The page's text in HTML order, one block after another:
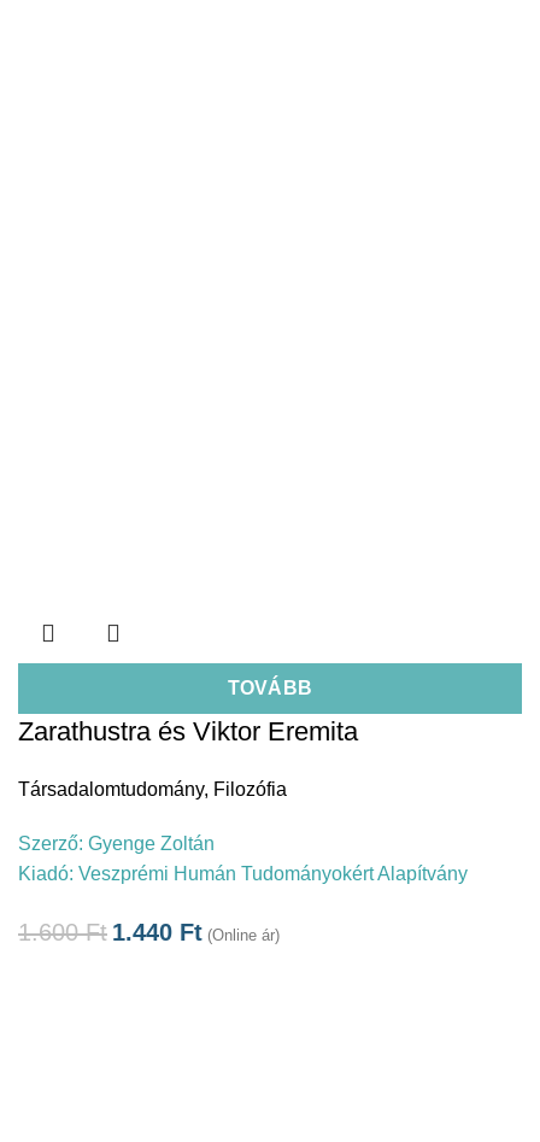
TOVÁBB
Zarathustra és Viktor Eremita
Társadalomtudomány, Filozófia
Szerző: Gyenge Zoltán
Kiadó: Veszprémi Humán Tudományokért Alapítvány
1.600Ft 1.440 Ft (Online ár)